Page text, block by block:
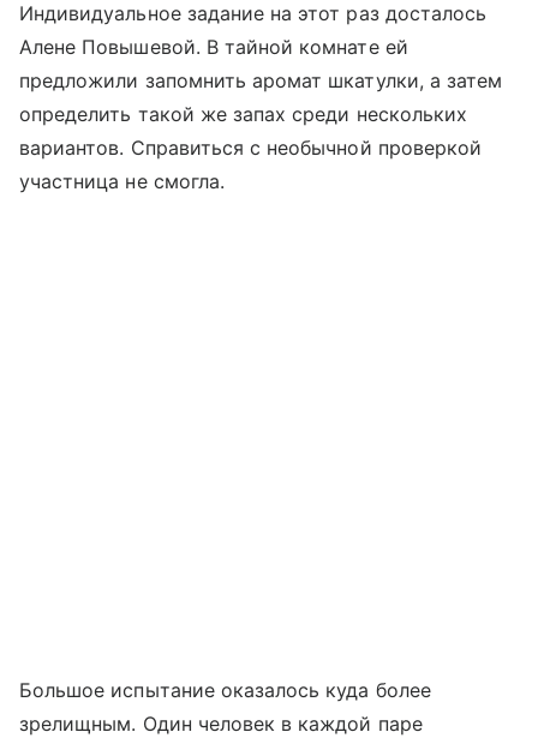
Индивидуальное задание на этот раз досталось
Алене Повышевой. В тайной комнате ей
предложили запомнить аромат шкатулки, а затем
определить такой же запах среди нескольких
вариантов. Справиться с необычной проверкой
участница не смогла.
Большое испытание оказалось куда более
зрелищным. Один человек в каждой паре